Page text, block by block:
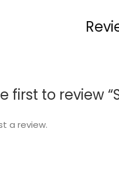
first to review
a review.